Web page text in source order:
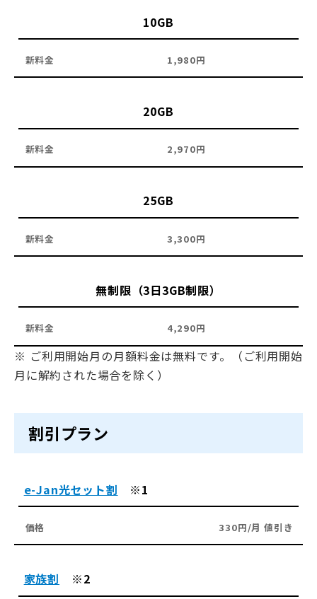
10GB
1,980円
20GB
2,970円
25GB
3,300円
無制限（3日3GB制限）
4,290円
※ ご利用開始月の月額料金は無料です。（ご利用開始
月に解約された場合を除く）
割引プラン
e-Jan光セット割 ※1
330円/月 値引き
家族割 ※2